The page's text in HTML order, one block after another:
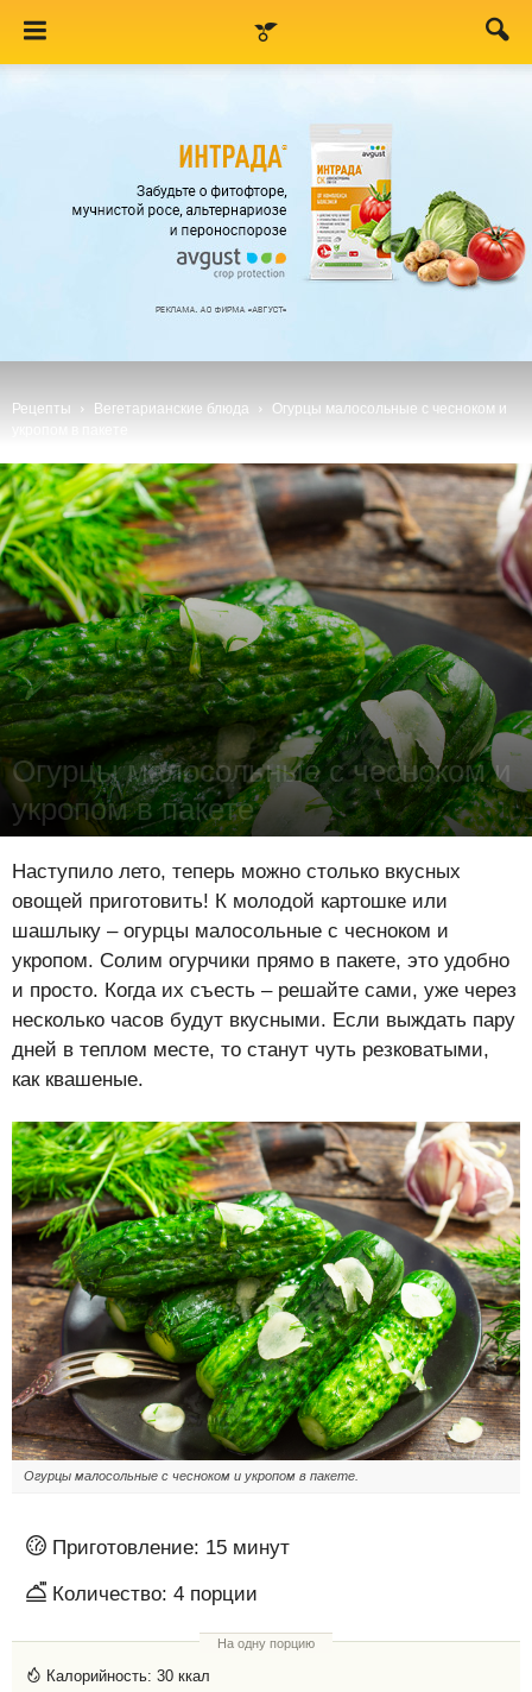
Рецепты Вегетарианские блюда
Огурцы малосольные с чесноком и
Огурцы малосольные с чесноком и
укропом в пакете
Наступило лето, теперь можно столько вкусных
овощей приготовить! К молодой картошке или
шашлыку – огурцы малосольные с чесноком и
укропом. Солим огурчики прямо в пакете, это удобно
и просто. Когда их съесть – решайте сами, уже через
несколько часов будут вкусными. Если выждать пару
дней в теплом месте, то станут чуть резковатыми,
как квашеные.
Огурцы малосольные с чесноком и укропом в пакете.
Приготовление: 15 минут
Количество: 4 порции
На одну порцию
Калорийность: 30 ккал